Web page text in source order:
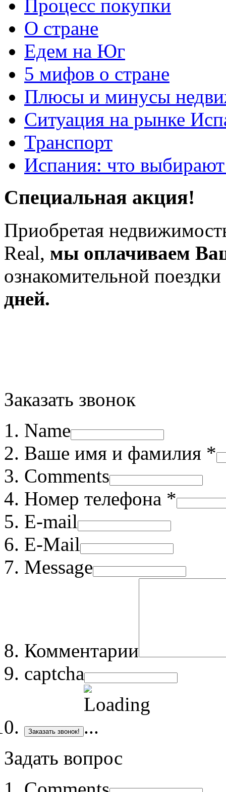
Процесс покупки
О стране
Едем на Юг
5 мифов о стране
Плюсы и минусы
Ситуация на рынке
Транспорт
Испания: что
Специальная акция!
Приобретая
Real, мы оплачиваем
ознакомительной
дней.
Заказать звонок
Name
Ваше имя и фамилия *
Comments
Номер телефона *
E-mail
E-Mail
Message
Комментарии
captcha
Заказать звонок!
Задать вопрос